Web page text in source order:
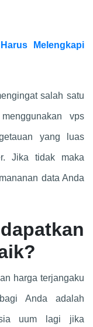
Melengkapi
salah satu
vps
yang luas
Jika tidak maka
data Anda
harga terjangaku
Anda adalah
uum lagi jika